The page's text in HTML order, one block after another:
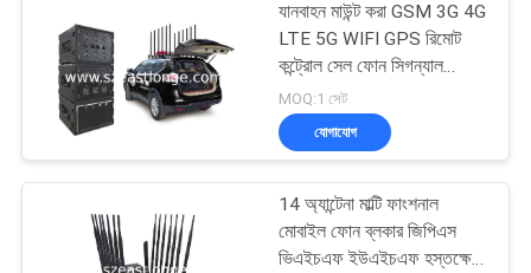
যানবাহন মাউন্ট করা GSM 3G 4G
LTE 5G WIFI GPS রিমোট
কন্ট্রোল সেল ফোন সিগন্যাল
জ্যামার
MOQ:1 সেট
যোগাযোগ
14 অ্যান্টেনা মাল্টি ফাংশনাল
মোবাইল ফোন ব্লকার জিপিএস
ভিএইচএফ ইউএইচএফ হস্তক্ষেপ